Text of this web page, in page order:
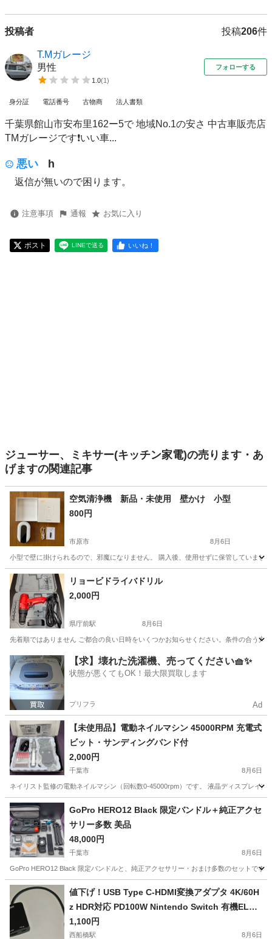
投稿者 投稿206件
T.Mガレージ
男性
1.0(1)
フォローする
身分証 電話番号 古物商 法人書類
千葉県館山市安布里162ー5で 地域No.1の安さ 中古車販売店
TMガレージです❗️いい車...
悪い h
返信が無いので困ります。
注意事項 通報 お気に入り
ポスト LINEで送る いいね！
ジューサー、ミキサー(キッチン家電)の売ります・あ
げますの関連記事
空気清浄機 新品・未使用 壁かけ 小型
800円
市原市 8月6日
小型で壁に掛けられるので、邪魔になりません。 購入後、使用せずに保管していま
千葉 市原市 新品
リョービドライバドリル
2,000円
県庁前駅 8月6日
先着順ではありません ご都合の良い日時をいくつかお知らせください。条件の合う方
千葉 千葉市 県庁前駅 その他 ドライバドリル
【求】壊れた洗濯機、売ってください🧺✨
状態が悪くてもOK！最大限買取します
プリフラ Ad
【未使用品】電動ネイルマシン 45000RPM 充電式
ビット・サンディングバンド付
2,000円
千葉市 8月6日
ネイリスト監修の電動ネイルマシン（回転数0-45000rpm）です。 液晶ディスプレイ
千葉 千葉市
GoPro HERO12 Black 限定バンドル＋純正アクセ
サリー多数 美品
48,000円
千葉市 8月6日
GoPro HERO12 Black 限定バンドルと、純正アクセサリー・おまけ多数のセットです
千葉 千葉市 ビデオカメラ、ムービーカメラ
値下げ！USB Type C-HDMI変換アダプタ 4K/60H
z HDR対応 PD100W Nintendo Switch 有機ELモ
デル対応■MacBook iPad Pro Air 画面 拡張 複製■
ケーブル長20cmブラック
1,100円
西船橋駅 8月6日